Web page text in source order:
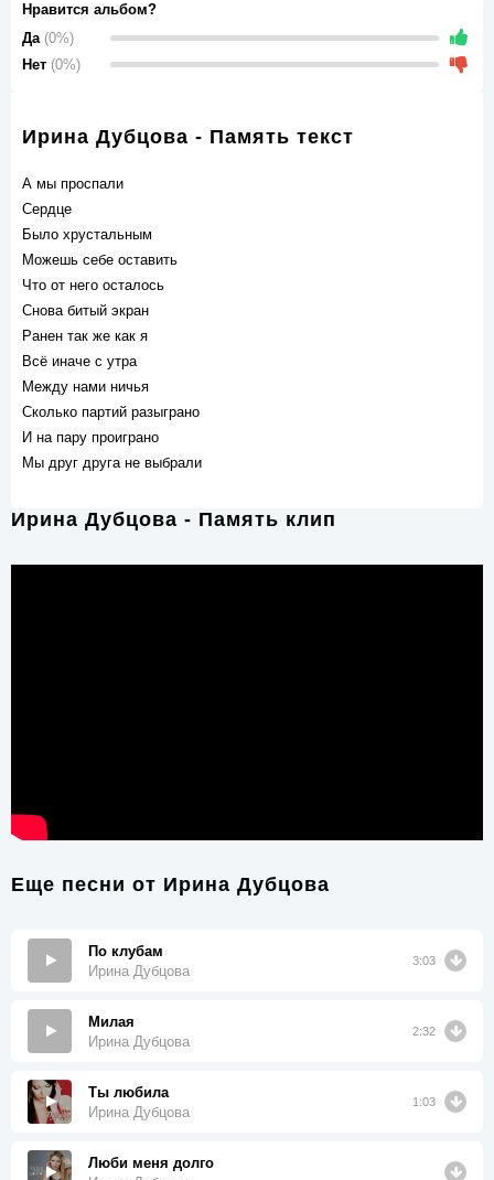
Нравится альбом?
Да (0%)
Нет (0%)
Ирина Дубцова - Память текст
А мы проспали
Сердце
Было хрустальным
Можешь себе оставить
Что от него осталось
Снова битый экран
Ранен так же как я
Всё иначе с утра
Между нами ничья
Сколько партий разыграно
И на пару проиграно
Мы друг друга не выбрали
Ирина Дубцова - Память клип
Еще песни от Ирина Дубцова
По клубам
Ирина Дубцова
3:03
Милая
Ирина Дубцова
2:32
Ты любила
Ирина Дубцова
1:03
Люби меня долго